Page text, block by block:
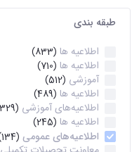
طبقه بندی
اطلاعیه ها (833)
اطلاعیه ها (710)
آموزشی (512)
اطلاعیه ها (489)
اطلاعیه‌های‌ آموزشی (329)
اطلاعیه ها (245)
اطلاعیه‌های عمومی (134)